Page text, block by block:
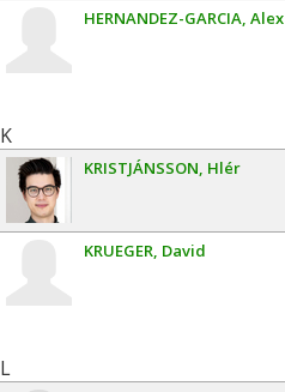
HERNANDEZ-GARCIA Alex
K
KRISTJÁNSSON Hlér
KRUEGER David
L